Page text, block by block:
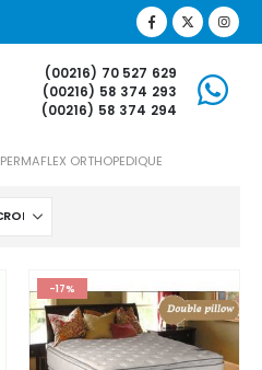
(00216) 70 527 629
(00216) 58 374 293
(00216) 58 374 294
PERMAFLEX ORTHOPEDIQUE
-17%